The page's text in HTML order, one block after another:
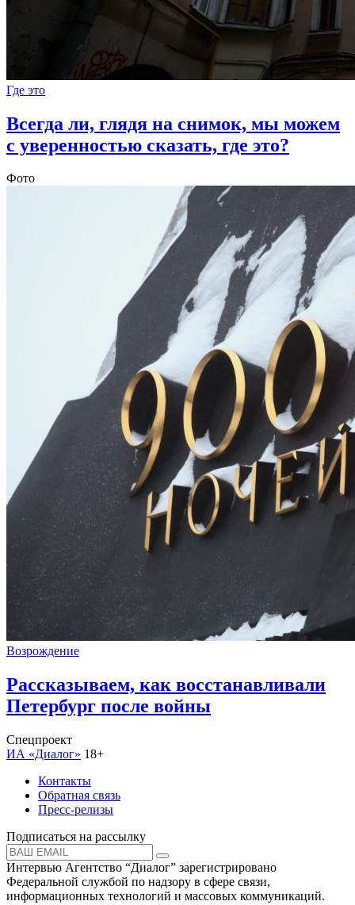
Где это
Всегда ли, глядя на снимок, мы можем
с уверенностью сказать, где это?
Фото
Возрождение
Рассказываем, как восстанавливали
Петербург после войны
Спецпроект
ИА «Диалог» 18+
Контакты
Обратная связь
Пресс-релизы
Подписаться на рассылку
Интервью Агентство “Диалог” зарегистрировано
Федеральной службой по надзору в сфере связи,
информационных технологий и массовых коммуникаций.